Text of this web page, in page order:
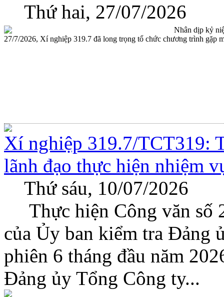
Thứ hai, 27/07/2026
Nhân dịp kỷ
27/7/2026, Xí nghiệp 319.7 đã long trọng tổ chức chương trình gặp
Xí nghiệp 319.7/TCT319:
lãnh đạo thực hiện nhiệm
Thứ sáu, 10/07/2026
Thực hiện Công văn số
của Ủy ban kiểm tra Đảng
phiên 6 tháng đầu năm
Đảng ủy Tổng Công ty...